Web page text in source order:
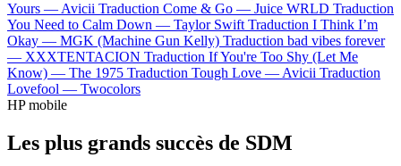
Yours —Avicii Traduction Come & Go — Juice WRLD Traduction
You Need to Calm Down — Taylor Swift Traduction I Think I’m
Okay — MGK (Machine Gun Kelly) Traduction bad vibes forever
— XXXTENTACION Traduction If You're Too Shy (Let Me
Know) — The 1975 Traduction Tough Love —Avicii Traduction
Lovefool — Twocolors
HP mobile
Les plus grands succès de SDM